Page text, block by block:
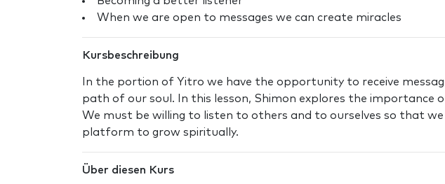
When we are open to messages we can create miracles
Kursbeschreibung
In the portion of Yitro we have the opportunity to receive
path of our soul. In this lesson, Shimon explores the importance
We must be willing to listen to others and to ourselves so that
platform to grow spiritually.
Über diesen Kurs